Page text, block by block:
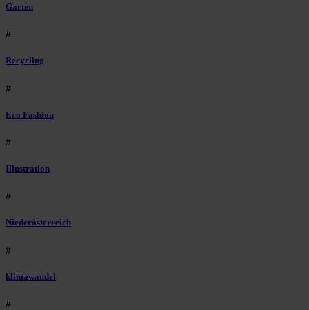
Garten
#
Recycling
#
Eco Fashion
#
Illustration
#
Niederösterreich
#
klimawandel
#